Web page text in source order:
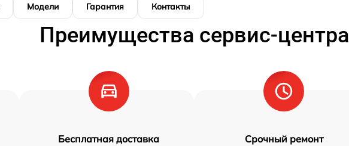
Модели Гарантия Контакты
Преимущества сервис-центра
Бесплатная доставка Срочный ремонт